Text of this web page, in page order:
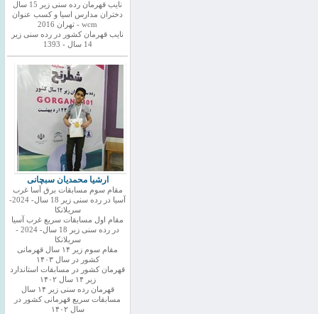
نایب قهرمان رده سنی زیر 15 سال
دختران مدارس اسیا و کسب عنوان
wcm - تهران 2016
نایب قهرمان کشور در رده سنی زیر
14 سال - 1393
ارشیا محمدیان سبچانی
مقام سوم مسابقات برق آسا غرب
آسیا در رده سنی زیر 18 سال- 2024-
سریلانکا
مقام اول مسابقات سریع غرب آسیا
در رده سنی زیر 18 سال- 2024 -
سریلانکا
مقام سوم زیر ۱۴ سال قهرمانی
کشور در سال ۱۴۰۳
قهرمان کشور در مسابقات استاندارد
زیر ۱۴ سال ۱۴۰۲
قهرمان رده سنی زیر ۱۴ سال
مسابقات سریع قهرمانی کشور در
سال ۱۴۰۲